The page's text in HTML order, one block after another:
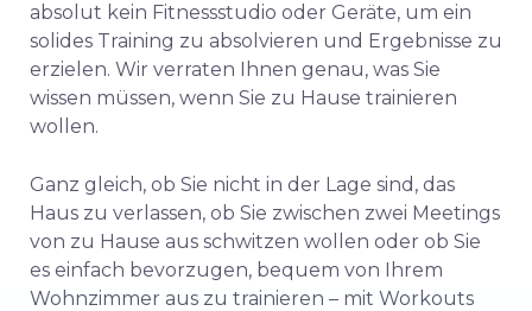
absolut kein Fitnessstudio oder Geräte, um ein
solides Training zu absolvieren und Ergebnisse zu
erzielen. Wir verraten Ihnen genau, was Sie
wissen müssen, wenn Sie zu Hause trainieren
wollen.
Ganz gleich, ob Sie nicht in der Lage sind, das
Haus zu verlassen, ob Sie zwischen zwei Meetings
von zu Hause aus schwitzen wollen oder ob Sie
es einfach bevorzugen, bequem von Ihrem
Wohnzimmer aus zu trainieren – mit Workouts